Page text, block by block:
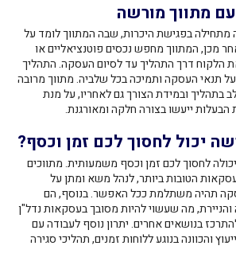
מתווך מורשה
מתחילה בפגישת היכרות, שבה המתווך לומד על
מכן, המתווך מחפש נכסים פוטנציאליים או
הלקוח דרך התהליך עד לסיום העסקה. התהליך
תנאי העסקה ותמיכה בכל שלביה. מתווך מרובה
בתהליך ובמידת הצורך גם לאחריו, על מנת
ייעשו בצורה חלקה ומאורגנת.
יכול לחסוך לכם זמן וכסף?
לחסוך לכם זמן וכסף משמעותית. מתווכים
הטובות ביותר, לנהל משא ומתן על
תהיה משתלמת ככל האפשר. בנוסף, הם
מה שעשוי להיות מסובך בעסקאות נדל"ן
בנושאים אחרים. יתרון נוסף לעבודה עם
והכוונה בנוגע ללוחות זמנים, תהליכי סגירה